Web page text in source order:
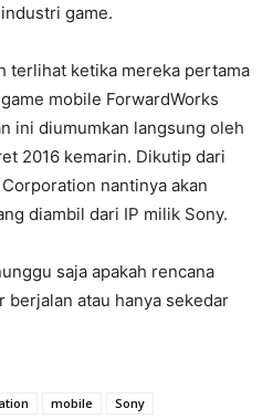
game.
terlihat ketika mereka pertama
mobile ForwardWorks
ini diumumkan langsung oleh
2016 kemarin. Dikutip dari
nantinya akan
diambil dari IP milik Sony.
saja apakah rencana
berjalan atau hanya sekedar
mobile Sony